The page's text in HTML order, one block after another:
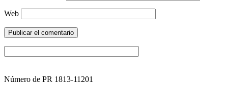
Web
Número de PR 1813-11201